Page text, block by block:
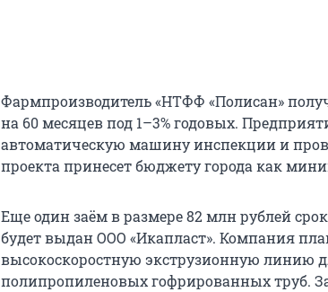
Фармпроизводитель «НТФФ «Полисан»
на 60 месяцев под 1–3% годовых.
автоматическую машину инспекции и
проекта принесет бюджету города как
Еще один заём в размере 82 млн рублей
будет выдан ООО «Икапласт». Компания
высокоскоростную экструзионную линию
полипропиленовых гофрированных труб.